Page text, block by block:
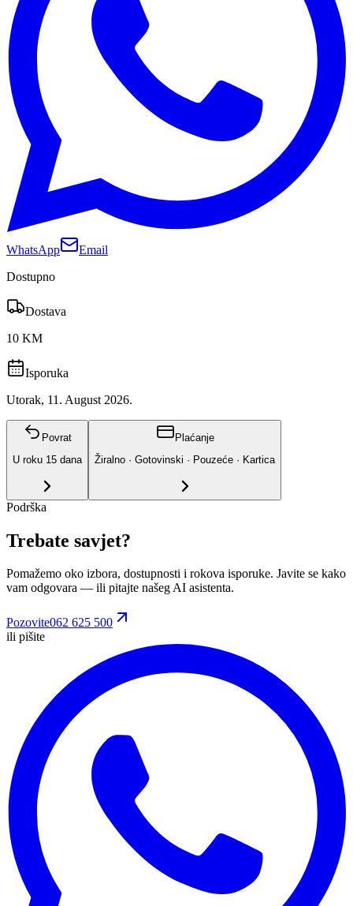
WhatsApp
Email
Dostupno
Dostava
10 KM
Isporuka
Utorak, 11. August 2026.
Povrat
U roku 15 dana
Plaćanje
Žiralno · Gotovinski · Pouzeće · Kartica
Podrška
Trebate savjet?
Pomažemo oko izbora, dostupnosti i rokova isporuke. Javite se kako
vam odgovara — ili pitajte našeg AI asistenta.
Pozovite062 625 500
ili pišite